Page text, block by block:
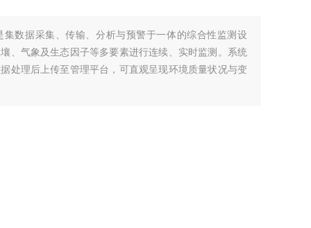
数据采集、传输、分析与预警于一体的综合性监测设
、气象及生态因子等多要素进行连续、实时监测。系统
处理后上传至管理平台，可直观呈现环境质量状况与变